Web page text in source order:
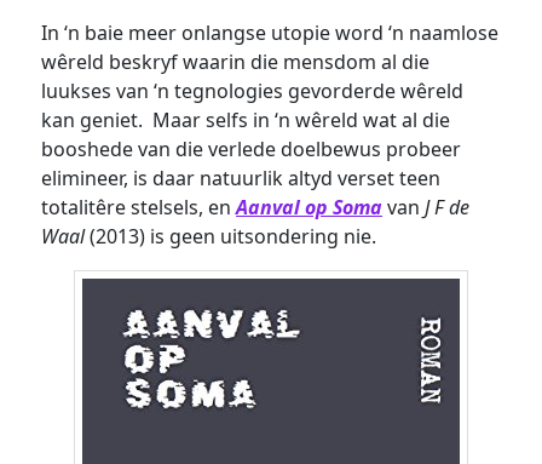
In ‘n baie meer onlangse utopie word ‘n naamlose
wêreld beskryf waarin die mensdom al die
luukses van ‘n tegnologies gevorderde wêreld
kan geniet. Maar selfs in ‘n wêreld wat al die
booshede van die verlede doelbewus probeer
elimineer, is daar natuurlik altyd verset teen
totalitêre stelsels, enAanval op SomavanJ F de
Waal(2013) is geen uitsondering nie.